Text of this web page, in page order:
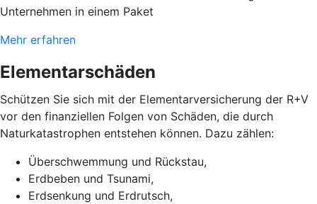
Unternehmen in einem Paket
Mehr erfahren
Elementarschäden
Schützen Sie sich mit der Elementarversicherung der R+V
vor den finanziellen Folgen von Schäden, die durch
Naturkatastrophen entstehen können. Dazu zählen:
Überschwemmung und Rückstau,
Erdbeben und Tsunami,
Erdsenkung und Erdrutsch,